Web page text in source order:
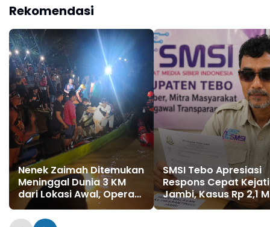
Restoratif
Rekomendasi
Nenek Zaimah Ditemukan
Meninggal Dunia 3 KM
dari Lokasi Awal, Operasi
SAR Sungai Nalo Tantan
Resmi Ditutup
SMSI Tebo Apresiasi
Respons Cepat Kejati
Jambi, Kasus Rp 2,1
PUPR Tebo Kembali